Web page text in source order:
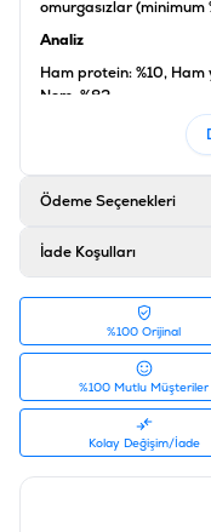
omurgasızlar (minimum
Analiz
Ham protein: %10, Ham
Nem: %82
D3 vitamini 250 iE; E
Barkod
Tedarikçi Ürün Kodu
Ödeme Seçenekleri
İade Koşulları
%100 Orijinal
%100 Mutlu Müşteriler
Kolay Değişim/İade